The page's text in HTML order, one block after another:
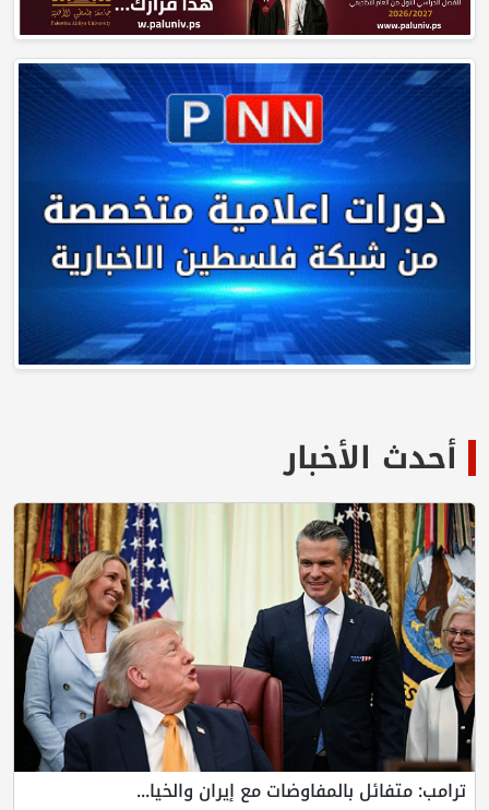
أحدث الأخبار
ترامب: متفائل بالمفاوضات مع إيران والخيا...